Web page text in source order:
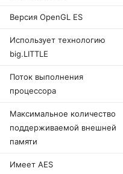
Версия OpenGL ES
Использует технологию
big.LITTLE
Поток выполнения
процессора
Максимальное количество
поддерживаемой внешней
памяти
Имеет AES